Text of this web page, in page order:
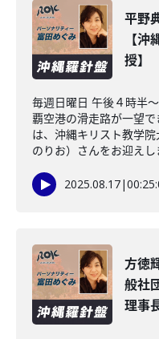
平野
【
授】
毎週日曜日 午後４時半
覇空港の滑走路が一望
は、沖縄キリスト教学
のりお）さんをお迎え
2025.08.17|
方徳
般社
理事